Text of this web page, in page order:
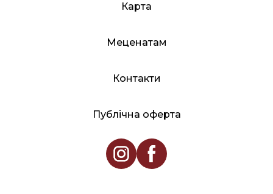
Карта
Меценатам
Контакти
Публічна оферта